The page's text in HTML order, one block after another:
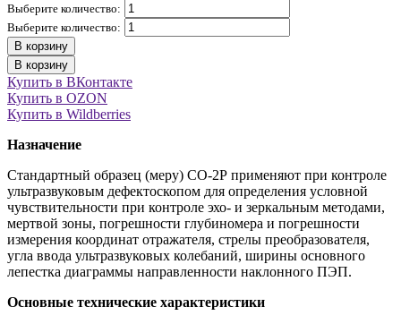
Выберите количество:
Выберите количество:
В корзину
В корзину
Купить в ВКонтакте
Купить в OZON
Купить в Wildberries
Назначение
Стандартный образец (меру) СО-2Р применяют при контроле
ультразвуковым дефектоскопом для определения условной
чувствительности при контроле эхо- и зеркальным методами,
мертвой зоны, погрешности глубиномера и погрешности
измерения координат отражателя, стрелы преобразователя,
угла ввода ультразвуковых колебаний, ширины основного
лепестка диаграммы направленности наклонного ПЭП.
Основные технические характеристики